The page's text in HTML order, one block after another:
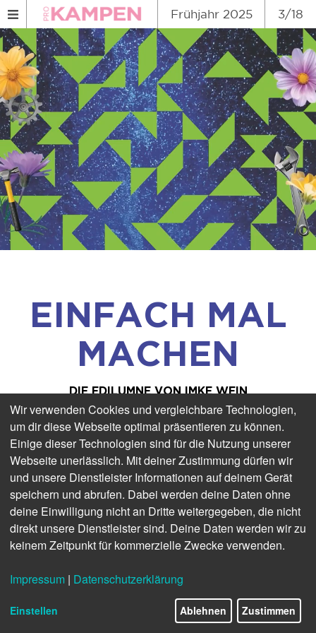
Frühjahr 2025 3/18
EINFACH MAL
MACHEN
DIE EDILUMNE VON IMKE WEIN
Sie können sich unsere Edilumne von Autorin
Imke Wein vorlesen lassen:
spannende Annahmen, die mit der Wirklichkeit
wenig bis gar nichts zu tun haben. Dazu
Wir verwenden Cookies und vergleichbare Technologien,
um dir diese Webseite optimal präsentieren zu können.
Einige dieser Technologien sind für die Nutzung unserer
Webseite unerlässlich. Mit deiner Zustimmung dürfen wir
und unsere Dienstleister Informationen auf deinem Gerät
speichern und abrufen. Dabei werden deine Daten ohne
deine Einwilligung nicht an Dritte weitergegeben, die nicht
direkt unsere Dienstleister sind. Deine Daten werden wir zu
keinem Zeitpunkt für kommerzielle Zwecke verwenden.
Impressum | Datenschutzerklärung
Einstellen Ablehnen Zustimmen